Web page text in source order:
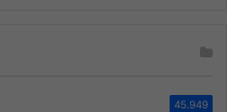
45.949